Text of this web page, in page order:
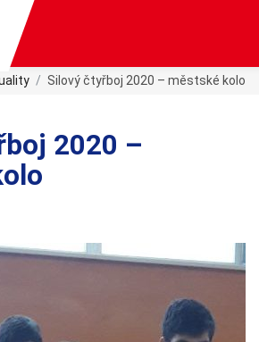
Silový čtyřboj 2020 – městské kolo
2020 –